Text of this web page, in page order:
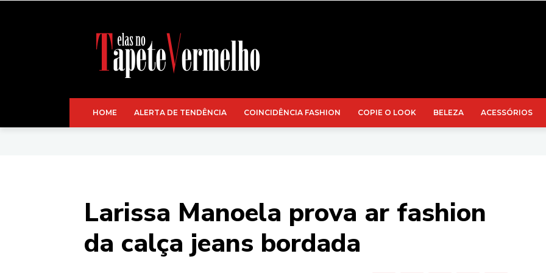
HOME ALERTA DE TENDÊNCIA COINCIDÊNCIA FASHION COPIE O LOOK BELEZA ACESSÓRIOS
Larissa Manoela prova ar fashion
da calça jeans bordada